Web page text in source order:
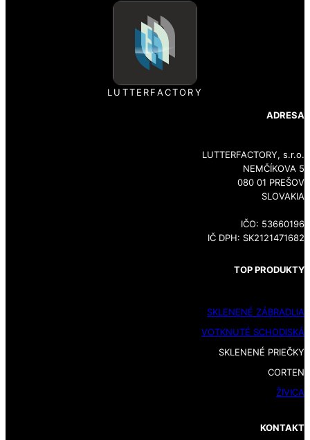
LUTTERFACTORY
ADRESA
LUTTERFACTORY, s.r.o.
NEMČÍKOVA 5
080 01 PREŠOV
SLOVAKIA
IČO: 53660196
IČ DPH: SK2121471682
TOP PRODUKTY
SKLENENÉ ZÁBRADLIA
VOTKNUTÉ SCHODISKÁ
SKLENENÉ PRIEČKY
CORTEN
ŽIVICA
KONTAKT